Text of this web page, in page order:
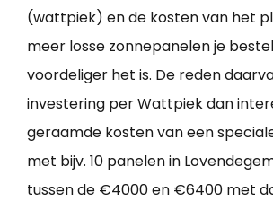
(wattpiek) en de kosten van het
meer losse zonnepanelen je
voordeliger het is. De reden
investering per Wattpiek dan
geraamde kosten van een
met bijv. 10 panelen in
tussen de €4000 en €6400 met